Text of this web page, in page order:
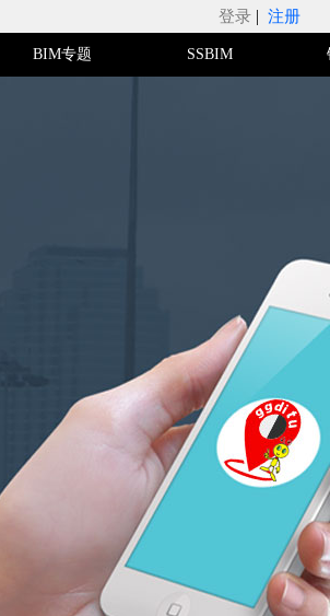
登录 | 注册
BIM专题 SSBIM